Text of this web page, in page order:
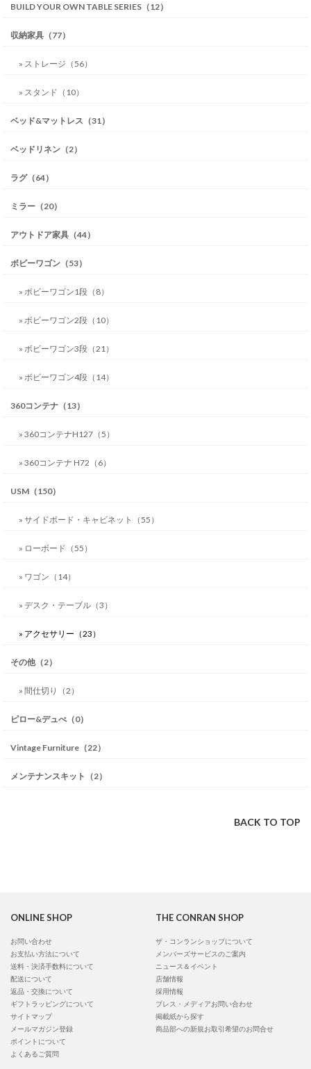
BUILD YOUR OWN TABLE SERIES（12）
収納家具（77）
» ストレージ（56）
» スタンド（10）
ベッド&マットレス（31）
ベッドリネン（2）
ラグ（64）
ミラー（20）
アウトドア家具（44）
ボビーワゴン（53）
» ボビーワゴン1段（8）
» ボビーワゴン2段（10）
» ボビーワゴン3段（21）
» ボビーワゴン4段（14）
360コンテナ（13）
» 360コンテナH127（5）
» 360コンテナ H72（6）
USM（150）
» サイドボード・キャビネット（55）
» ローボード（55）
» ワゴン（14）
» デスク・テーブル（3）
» アクセサリー（23）
その他（2）
» 間仕切り（2）
ピロー&デュべ（0）
Vintage Furniture（22）
メンテナンスキット（2）
BACK TO TOP
ONLINE SHOP
お問い合わせ
お支払い方法について
送料・決済手数料について
配送について
返品・交換について
ギフトラッピングについて
サイトマップ
メールマガジン登録
ポイントについて
よくあるご質問
THE CONRAN SHOP
ザ・コンランショップについて
メンバーズサービスのご案内
ニュース＆イベント
店舗情報
採用情報
プレス・メディアお問い合わせ
掲載紙から探す
商品部への新規お取引希望のお問合せ